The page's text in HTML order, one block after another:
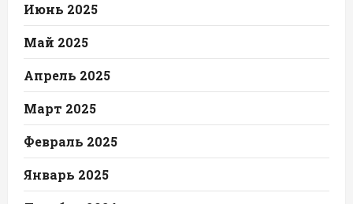
Июнь 2025
Май 2025
Апрель 2025
Март 2025
Февраль 2025
Январь 2025